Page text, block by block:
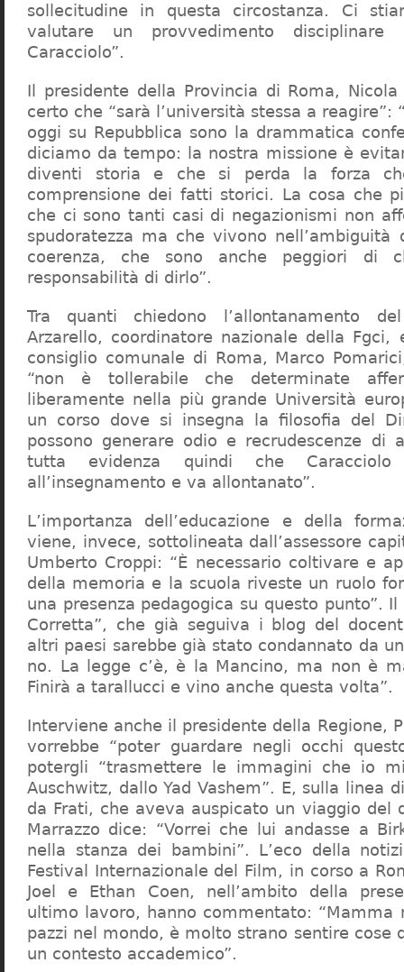
sollecitudine in questa circostanza. Ci
valutare un provvedimento
Caracciolo”.
Il presidente della Provincia di Roma,
certo che “sarà l’università stessa a reagire”:
oggi su Repubblica sono la drammatica
diciamo da tempo: la nostra missione è
diventi storia e che si perda la forza
comprensione dei fatti storici. La cosa che
che ci sono tanti casi di negazionismi non
spudoratezza ma che vivono nell’ambiguità
coerenza, che sono anche peggiori di
responsabilità di dirlo”.
Tra quanti chiedono l’allontanamento
Arzarello, coordinatore nazionale della
consiglio comunale di Roma, Marco
“non è tollerabile che determinate
liberamente nella più grande Università
un corso dove si insegna la filosofia del
possono generare odio e recrudescenze di
tutta evidenza quindi che
all’insegnamento e va allontanato”.
L’importanza dell’educazione e della
viene, invece, sottolineata dall’assessore
Umberto Croppi: “È necessario coltivare e
della memoria e la scuola riveste un ruolo
una presenza pedagogica su questo punto”.
Corretta”, che già seguiva i blog del
altri paesi sarebbe già stato condannato da
no. La legge c’è, è la Mancino, ma non è
Finirà a tarallucci e vino anche questa volta”.
Interviene anche il presidente della Regione,
vorrebbe “poter guardare negli occhi
potergli “trasmettere le immagini che io
Auschwitz, dallo Yad Vashem”. E, sulla linea
da Frati, che aveva auspicato un viaggio del
Marrazzo dice: “Vorrei che lui andasse a
nella stanza dei bambini”. L’eco della
Festival Internazionale del Film, in corso a
Joel e Ethan Coen, nell’ambito della
ultimo lavoro, hanno commentato: “Mamma
pazzi nel mondo, è molto strano sentire cose
un contesto accademico”.